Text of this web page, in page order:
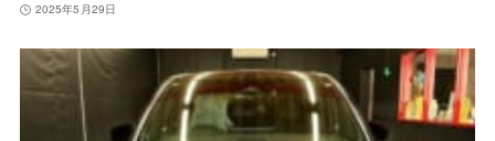
2025年5月29日